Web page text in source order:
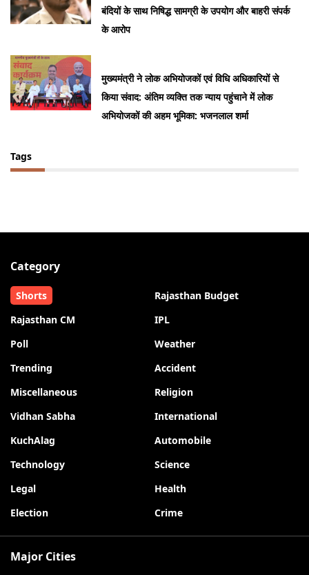
बंदियों के साथ निषिद्ध सामग्री के उपयोग और बाहरी संपर्क
के आरोप
मुख्यमंत्री ने लोक अभियोजकों एवं विधि अधिकारियों से
किया संवाद: अंतिम व्यक्ति तक न्याय पहुंचाने में लोक
अभियोजकों की अहम भूमिका: भजनलाल शर्मा
Tags
Category
Shorts
Rajasthan Budget
Rajasthan CM
IPL
Poll
Weather
Trending
Accident
Miscellaneous
Religion
Vidhan Sabha
International
KuchAlag
Automobile
Technology
Science
Legal
Health
Election
Crime
Major Cities